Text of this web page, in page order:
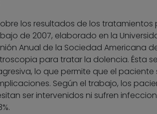
los resultados de los
de 2007, elaborado en la
Anual de la Sociedad Americana
para tratar la dolencia. Ésta
lo que permite que el
Según el trabajo, los
ser intervenidos ni sufren